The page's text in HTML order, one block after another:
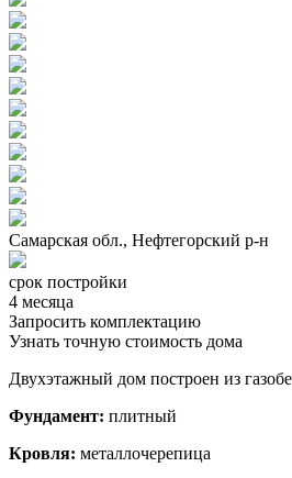
Самарская обл., Нефтегорский р-н
срок постройки
4 месяца
Запросить комплектацию
Узнать точную стоимость дома
Двухэтажный дом построен из
Фундамент: плитный
Кровля: металлочерепица